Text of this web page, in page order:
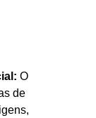
O
de